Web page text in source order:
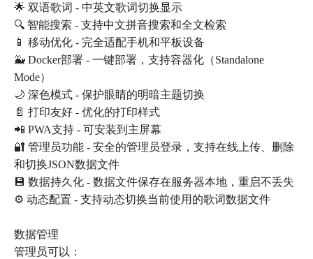
🌟 双语歌词 - 中英文歌词切换显示
🔍 智能搜索 - 支持中文拼音搜索和全文检索
📱 移动优化 - 完全适配手机和平板设备
🐳 Docker部署 - 一键部署，支持容器化（Standalone
Mode）
🌙 深色模式 - 保护眼睛的明暗主题切换
📄 打印友好 - 优化的打印样式
📲 PWA支持 - 可安装到主屏幕
🔐 管理员功能 - 安全的管理员登录，支持在线上传、删除
和切换JSON数据文件
💾 数据持久化 - 数据文件保存在服务器本地，重启不丢失
⚙️ 动态配置 - 支持动态切换当前使用的歌词数据文件
数据管理
管理员可以：